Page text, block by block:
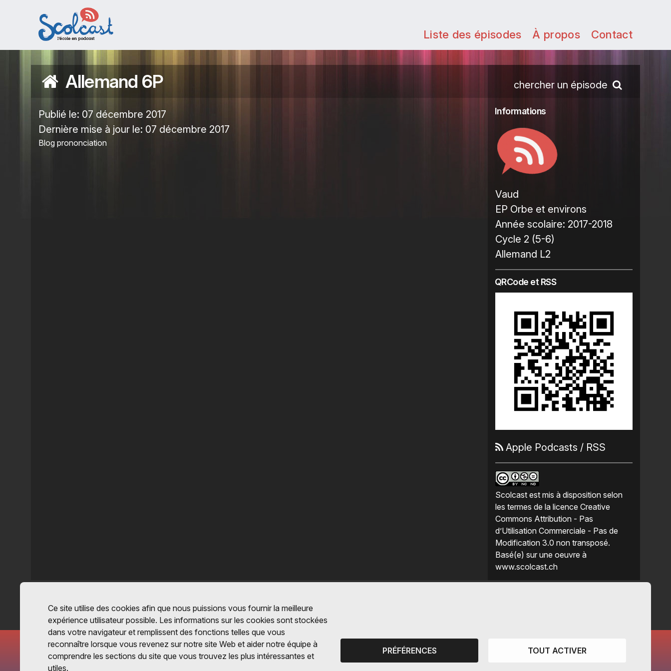
Aller au contenu principal
Liste des épisodes À propos Contact
Allemand 6P chercher un épisode
Publié le: 07 décembre 2017
Dernière mise à jour le: 07 décembre 2017
Blog prononciation
Informations
Vaud
EP Orbe et environs
Année scolaire: 2017-2018
Cycle 2 (5-6)
Allemand L2
QRCode et RSS
Apple Podcasts / RSS
Scolcast est mis à disposition selon
les termes de la licence Creative
Commons Attribution - Pas
d’Utilisation Commerciale - Pas de
Modification 3.0 non transposé.
Basé(e) sur une oeuvre à
www.scolcast.ch
Ce site utilise des cookies afin que nous puissions vous fournir la meilleure
expérience utilisateur possible. Les informations sur les cookies sont stockées
dans votre navigateur et remplissent des fonctions telles que vous
reconnaître lorsque vous revenez sur notre site Web et aider notre équipe à
comprendre les sections du site que vous trouvez les plus intéressantes et
utiles.
PRÉFÉRENCES TOUT ACTIVER